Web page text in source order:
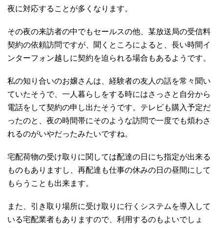
夜に対応することが多くなります。
その夜の来訪者の中でもセールスの他、某放送局の受信料
契約の依頼訪問ですが、聞くところによると、長い時間イ
ンターフォン越しに契約を迫られる場合もあるようです。
私の知り合いのお嬢さんは、経験者の友人の話を常々聞い
ていたそうで、一人暮らしをする時にはさっさと自分から
電話をして契約の申し出たそうです。テレビも購入予定だ
ったのと、夜の時間帯にそのような訪問で一度でも煩わさ
れるのがいやだったみたいですね。
宅配荷物の受け取りに関しては配達の日にち指定が出来る
ものもありますし、再配達も仕事の休みの日の昼間にして
もらうことも出来ます。
また、引き取り場所に受け取りに行くシステムを導入して
いる宅配業者もありますので、利用するのもよいでしょ